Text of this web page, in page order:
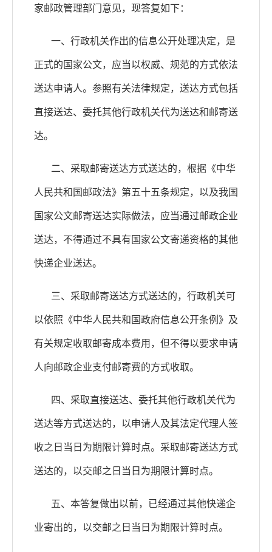
家邮政管理部门意见，现答复如下：
一、行政机关作出的信息公开处理决定，是
正式的国家公文，应当以权威、规范的方式依法
送达申请人。参照有关法律规定，送达方式包括
直接送达、委托其他行政机关代为送达和邮寄送
达。
二、采取邮寄送达方式送达的，根据《中华
人民共和国邮政法》第五十五条规定，以及我国
国家公文邮寄送达实际做法，应当通过邮政企业
送达，不得通过不具有国家公文寄递资格的其他
快递企业送达。
三、采取邮寄送达方式送达的，行政机关可
以依照《中华人民共和国政府信息公开条例》及
有关规定收取邮寄成本费用，但不得以要求申请
人向邮政企业支付邮寄费的方式收取。
四、采取直接送达、委托其他行政机关代为
送达等方式送达的，以申请人及其法定代理人签
收之日当日为期限计算时点。采取邮寄送达方式
送达的，以交邮之日当日为期限计算时点。
五、本答复做出以前，已经通过其他快递企
业寄出的，以交邮之日当日为期限计算时点。